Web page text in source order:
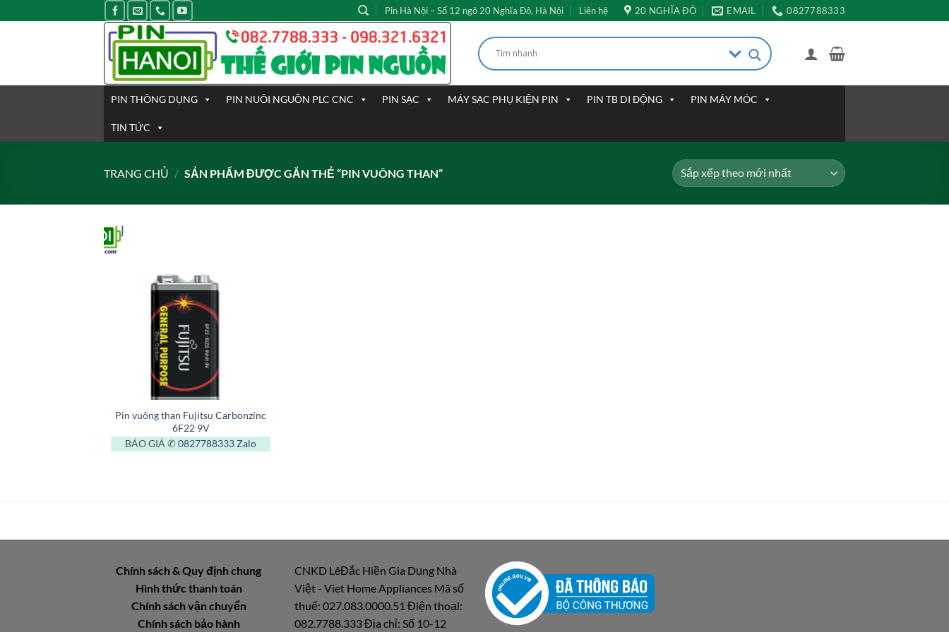
qua
Pin Hà Nội – Số 12 ngõ 20 Nghĩa Đô, Hà Nội Liên hệ 20 NGHĨA ĐÔ EMAIL 0827788333
PIN THÔNG DỤNG PIN NUÔI NGUỒN PLC CNC PIN SẠC MÁY SẠC PHỤ KIỆN PIN PIN TB DI ĐỘNG PIN MÁY MÓC
TIN TỨC
TRANG CHỦ / SẢN PHẨM ĐƯỢC GẮN THẺ “PIN VUÔNG THAN”
Pin vuông than Fujitsu Carbonzinc
6F22 9V
BÁO GIÁ ✆0827788333 Zalo
Chính sách & Quy định chung
Hình thức thanh toán
Chính sách vận chuyển
Chính sách bảo hành
CNKD LêĐắc Hiền Gia Dụng Nhà
Việt - Viet Home Appliances Mã số
thuế: 027.083.0000.51 Điện thoại:
082.7788.333 Địa chỉ: Số 10-12